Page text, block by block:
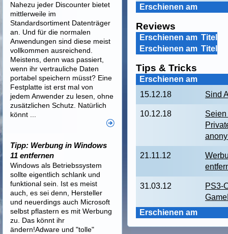
Erschienen am
Reviews
Erschienen am Titel
Erschienen am Titel
Tips & Tricks
Erschienen am
Erschienen am
15.12.18 Sind
10.12.18
21.11.12
31.03.12
PS3-
Nahezu jeder Discounter bietet
mittlerweile im
Standardsortiment Datenträger
an. Und für die normalen
Anwendungen sind diese meist
vollkommen ausreichend.
Meistens, denn was passiert,
wenn ihr vertrauliche Daten
portabel speichern müsst? Eine
Festplatte ist erst mal von
jedem Anwender zu lesen, ohne
zusätzlichen Schutz. Natürlich
könnt ...
Tipp: Werbung in Windows
11 entfernen
Windows als Betriebssystem
sollte eigentlich schlank und
funktional sein. Ist es meist
auch, es sei denn, Hersteller
und neuerdings auch Microsoft
selbst pflastern es mit Werbung
zu. Das könnt ihr
ändern!Adware und "tolle"